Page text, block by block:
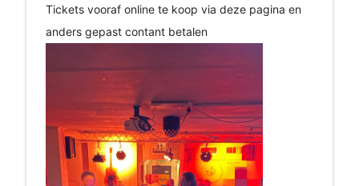
Tickets vooraf online te koop via deze pagina en
anders gepast contant betalen